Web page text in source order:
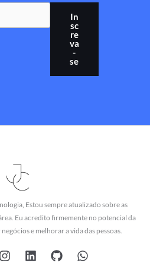
In
sc
re
va
-
se
Estou sempre atualizado sobre as
Eu acredito firmemente no potencial da
e melhorar a vida das pessoas.